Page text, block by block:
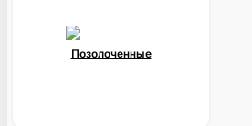
Позолоченные